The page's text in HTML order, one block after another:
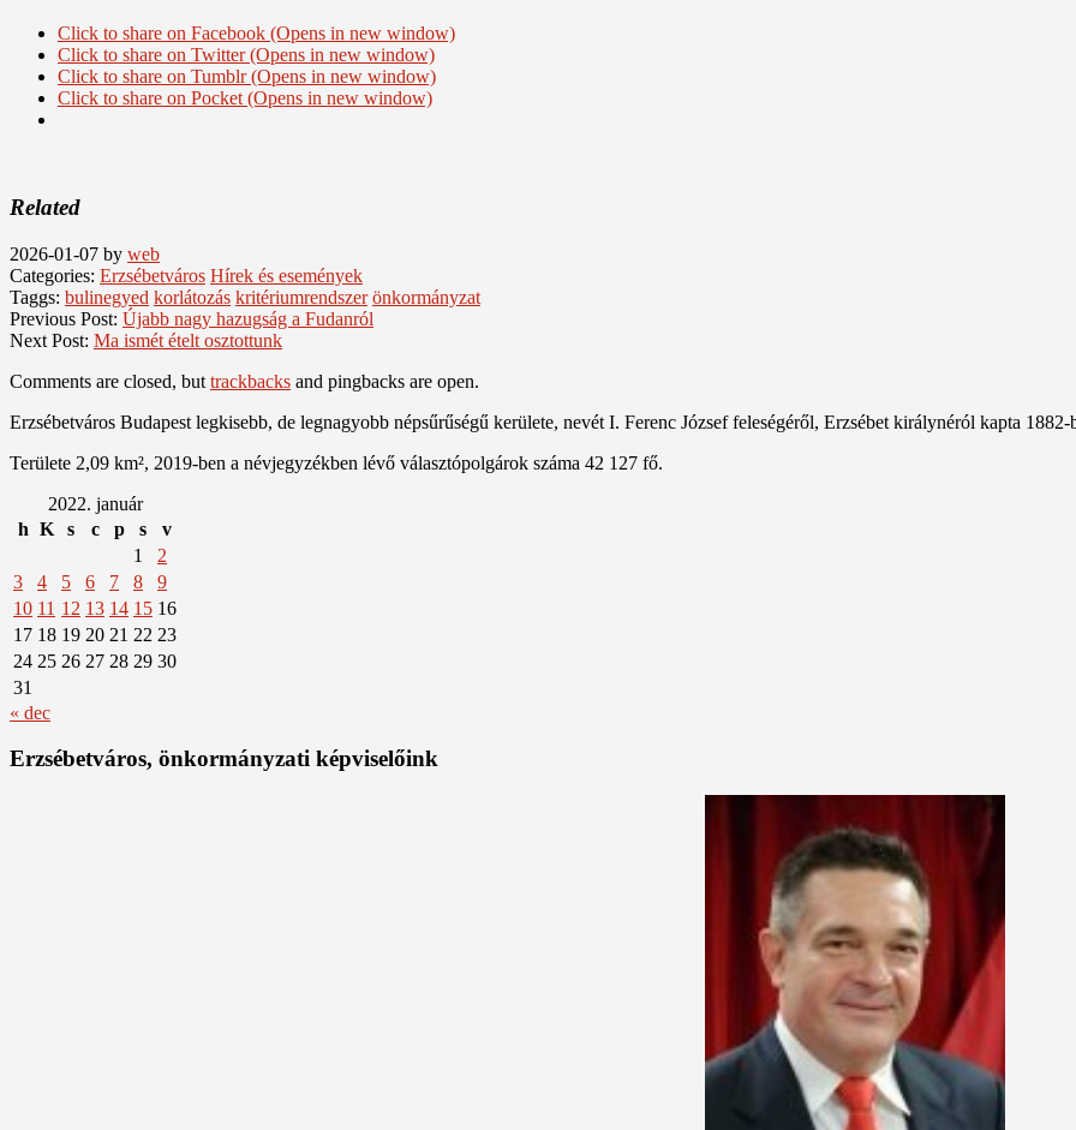
Click to share on Facebook (Opens in new window)
Click to share on Twitter (Opens in new window)
Click to share on Tumblr (Opens in new window)
Click to share on Pocket (Opens in new window)
Related
2026-01-07 by web
Categories: Erzsébetváros Hírek és események
Taggs: bulinegyed korlátozás kritériumrendszer önkormányzat
Previous Post: Újabb nagy hazugság a Fudanról
Next Post: Ma ismét ételt osztottunk
Comments are closed, but trackbacks and pingbacks are open.
Erzsébetváros Budapest legkisebb, de legnagyobb népsűrűségű kerülete, nevét I. Ferenc József feleségéről, Erzsébet királynéról kapta 1882-
Területe 2,09 km², 2019-ben a névjegyzékben lévő választópolgárok száma 42 127 fő.
2022. január
h K s c p s
v
1
2
3
4 5 6 7 8
9
10 11 12 13 14 15 16
17 18 19 20 21 22 23
24 25 26 27 28 29 30
31
« dec
Erzsébetváros, önkormányzati képviselőink